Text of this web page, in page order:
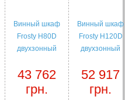
Винный шкаф
Frosty H80D
двухзонный
43 762
грн.
Винный шкаф
Frosty H120D
двухзонный
52 917
грн.